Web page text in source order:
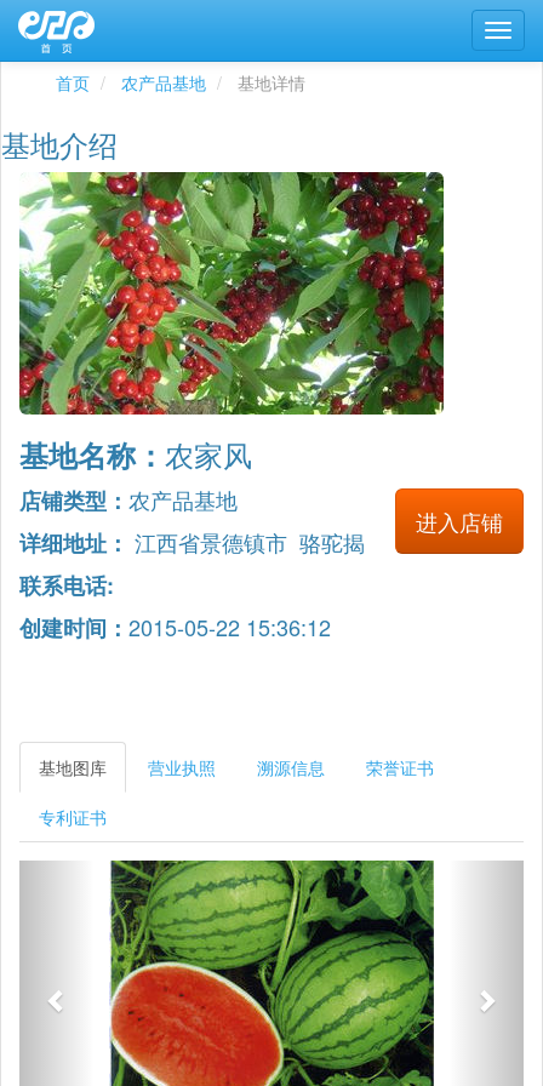
首页 农产品基地 基地详情
基地介绍
基地名称： 农家风
店铺类型： 农产品基地
进入店铺
详细地址： 江西省景德镇市 骆驼揭
联系电话:
创建时间： 2015-05-22 15:36:12
基地图库 营业执照 溯源信息 荣誉证书
专利证书